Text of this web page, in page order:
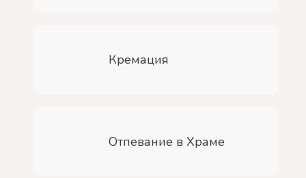
Кремация
Отпевание в Храме